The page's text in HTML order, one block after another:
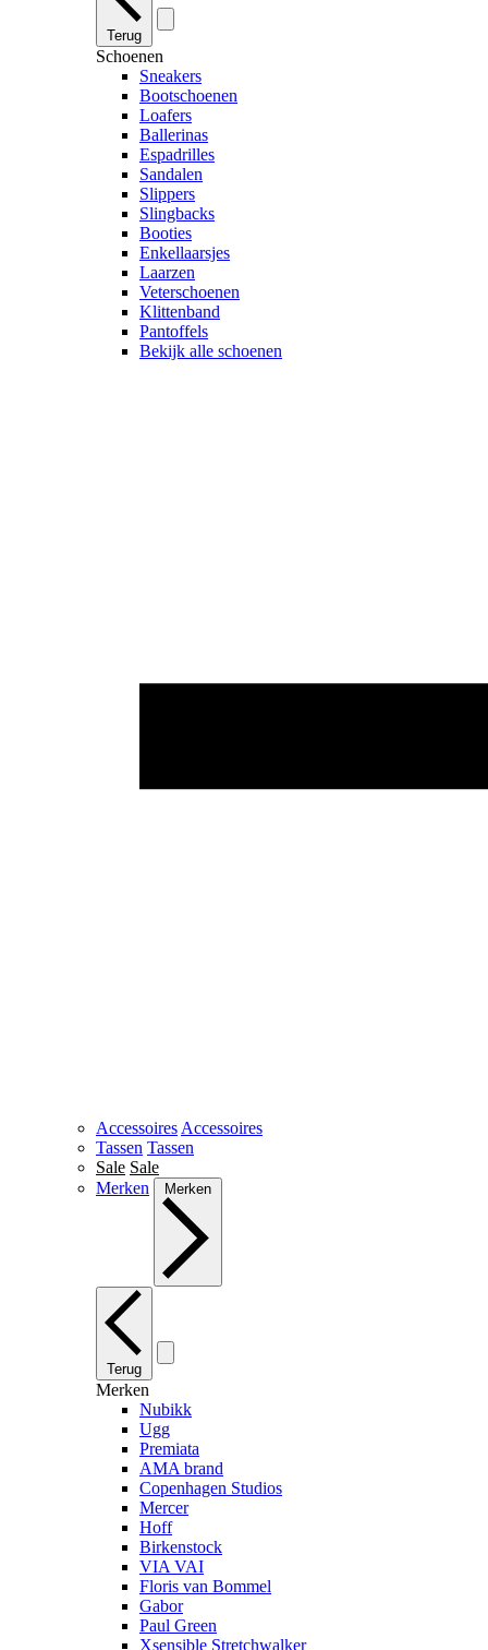
Terug
Schoenen
Sneakers
Bootschoenen
Loafers
Ballerinas
Espadrilles
Sandalen
Slippers
Slingbacks
Booties
Enkellaarsjes
Laarzen
Veterschoenen
Klittenband
Pantoffels
Bekijk alle schoenen
Accessoires Accessoires
Tassen Tassen
Sale Sale
Merken
Merken
Terug
Merken
Nubikk
Ugg
Premiata
AMA brand
Copenhagen Studios
Mercer
Hoff
Birkenstock
VIA VAI
Floris van Bommel
Gabor
Paul Green
Xsensible Stretchwalker